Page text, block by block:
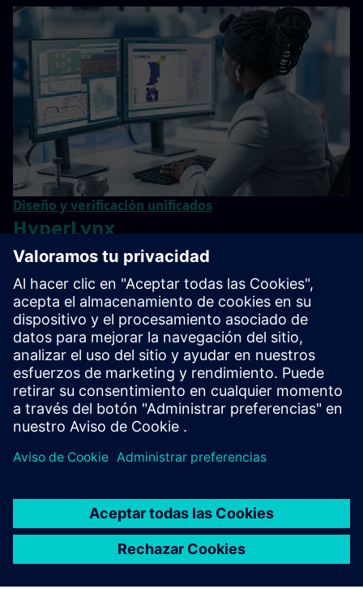
Diseño y verificación unificados
HyperLynx
HyperLynx es un conjunto de herramientas conocidas por
su facilidad de uso, con flujos de trabajo automatizados
que hacen que el análisis y la verificación sofisticados de los
PCB sean accesibles a los diseñadores de PCB que recién se
inician en la simulación.